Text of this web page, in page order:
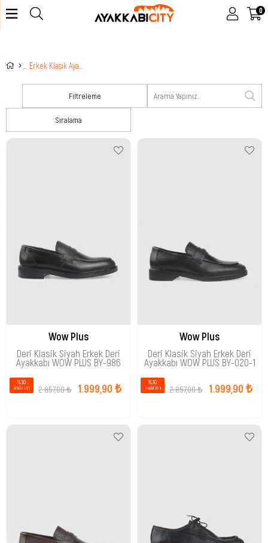
0
Filtreleme
Sıralama
Wow Plus
Deri Klasik Siyah Erkek Deri
Ayakkabı WOW PLUS BY-986
1.999,90 ₺
2.857,00 ₺
%30
i̇ndirim
Wow Plus
Deri Klasik Siyah Erkek Deri
Ayakkabı WOW PLUS BY-020-1
1.999,90 ₺
2.857,00 ₺
%30
i̇ndirim